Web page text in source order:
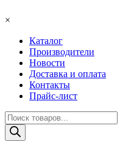
×
Каталог
Производители
Новости
Доставка и оплата
Контакты
Прайс-лист
Поиск
товаров